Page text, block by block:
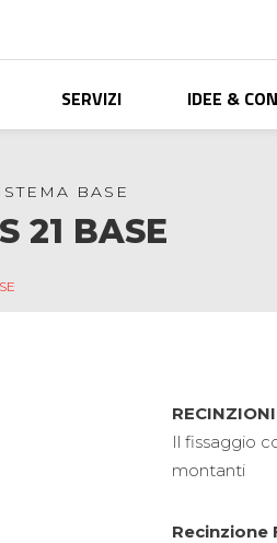
SERVIZI IDEE &
BASE
21 BASE
Il fissaggio
montanti
Recinzione